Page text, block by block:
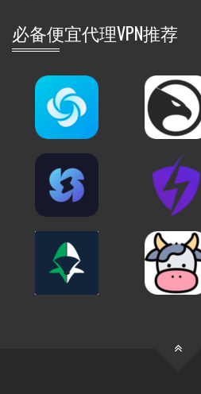
必备便宜代理VPN推荐